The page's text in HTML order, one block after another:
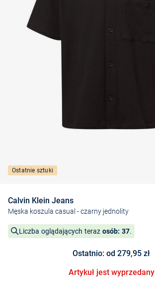
Ostatnie sztuki
Calvin Klein Jeans
Męska koszula casual - czarny jednolity
Liczba oglądających teraz osób: 37.
Ostatnio: od 279,95 zł
Artykuł jest wyprzedany